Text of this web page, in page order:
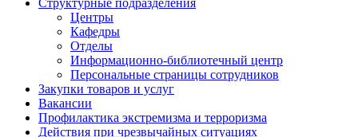
Структурные подразделения
Центры
Кафедры
Отделы
Информационно-библиотечный центр
Персональные страницы сотрудников
Закупки товаров и услуг
Вакансии
Профилактика экстремизма и терроризма
Действия при чрезвычайных ситуациях